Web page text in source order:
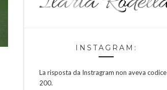
INSTAGRAM:
La risposta da Instragram non aveva codice
200.